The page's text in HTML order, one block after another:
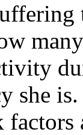
she
factors